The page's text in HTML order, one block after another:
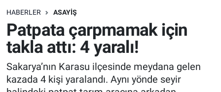
HABERLER ASAYİŞ
Patpata çarpmamak için
takla attı: 4 yaralı!
Sakarya’nın Karasu ilçesinde meydana gelen
kazada 4 kişi yaralandı. Aynı yönde seyir